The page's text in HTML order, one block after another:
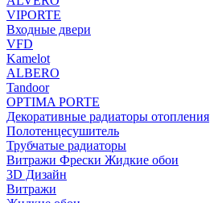
VIPORTE
Входные двери
VFD
Kamelot
ALBERO
Tandoor
OPTIMA PORTE
Декоративные радиаторы отопления
Полотенцесушитель
Трубчатые радиаторы
Витражи Фрески Жидкие обои
3D Дизайн
Витражи